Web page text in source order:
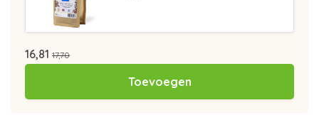
16,81 17,70
Toevoegen